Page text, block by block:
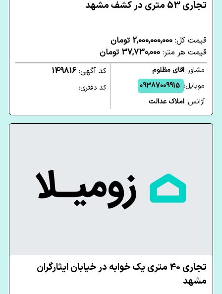
تجاری 53 متری در کشف مشهد
قیمت کل: 2,000,000,000 تومان
قیمت هر متر: 37,730,000 تومان
مشاور:اقای مظلوم
موبایل: 09387009915
آژانس:املاک عدالت
کد آگهی: 149816
کد دفتری:
تجاری 40 متری یک خوابه در خیابان ایثارگران
مشهد